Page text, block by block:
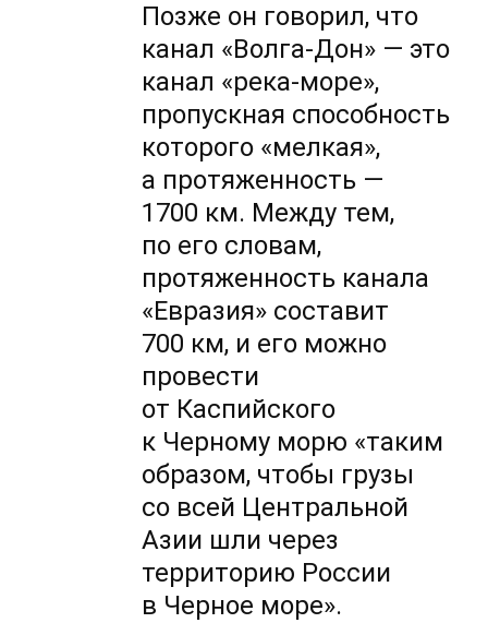
Позже он говорил, что
канал «Волга-Дон» — это
канал «река-море»,
пропускная способность
которого «мелкая»,
а протяженность —
1700 км. Между тем,
по его словам,
протяженность канала
«Евразия» составит
700 км, и его можно
провести
от Каспийского
к Черному морю «таким
образом, чтобы грузы
со всей Центральной
Азии шли через
территорию России
в Черное море».